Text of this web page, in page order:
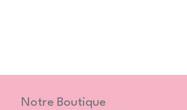
Notre Boutique